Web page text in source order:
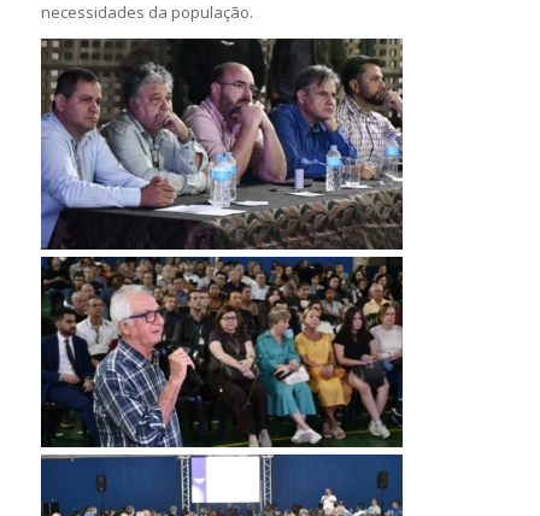
necessidades da população.